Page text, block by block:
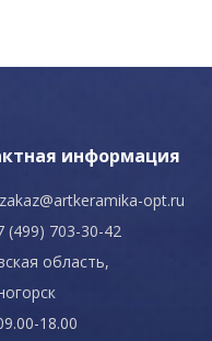
информация
zakaz@artkeramika-opt.ru
(499) 703-30-42
область,
18.00